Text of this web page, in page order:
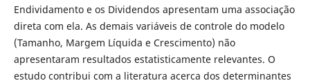
Endividamento e os Dividendos apresentam uma associação
direta com ela. As demais variáveis de controle do modelo
(Tamanho, Margem Líquida e Crescimento) não
apresentaram resultados estatisticamente relevantes. O
estudo contribui com a literatura acerca dos determinantes